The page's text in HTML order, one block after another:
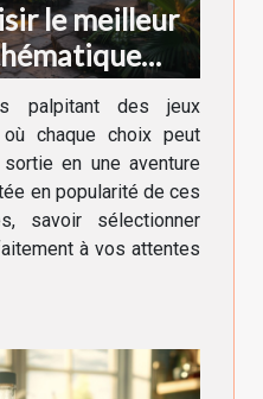
le meilleur
palpitant des jeux
chaque choix peut
en une aventure
en popularité de ces
savoir sélectionner
à vos attentes